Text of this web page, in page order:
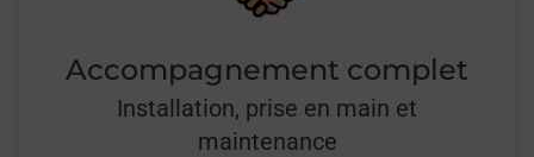
Accompagnement complet
Installation, prise en main et
maintenance